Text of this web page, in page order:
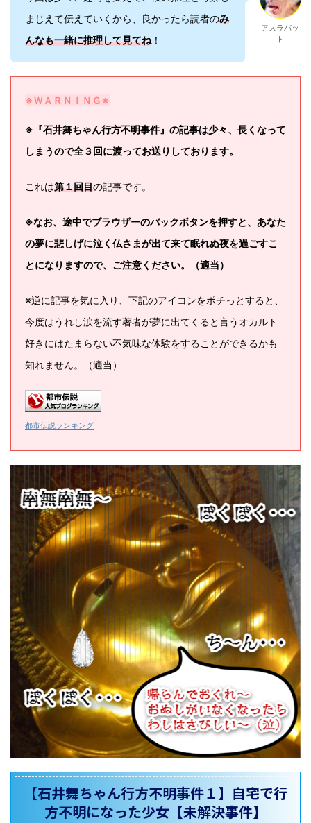
まじえて伝えていくから、良かったら読者のみ
んなも一緒に推理して見てね ！
アスラパッ
ト
※ＷＡＲＮＩＮＧ※
※『石井舞ちゃん行方不明事件』の記事は少々、長くなって
しまうので全３回に渡ってお送りしております。
これは第１回目の記事です。
※なお、途中でブラウザーのバックボタンを押すと、あなた
の夢に悲しげに泣く仏さまが出て来て眠れぬ夜を過ごすこ
とになりますので、ご注意ください。（適当）
※逆に記事を気に入り、下記のアイコンをポチっとすると、
今度はうれし涙を流す著者が夢に出てくると言うオカルト
好きにはたまらない不気味な体験をすることができるかも
知れません。（適当）
都市伝説ランキング
【石井舞ちゃん行方不明事件１】自宅で行
方不明になった少女【未解決事件】